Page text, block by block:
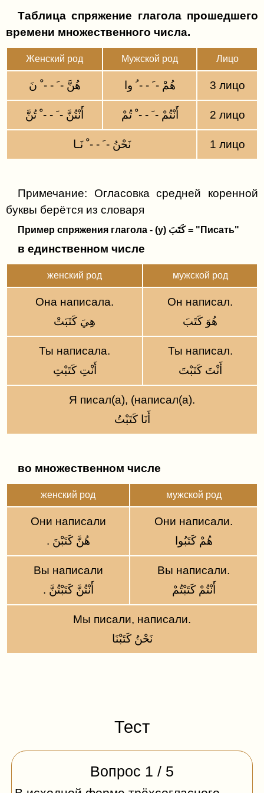
Относительные местоимения
Именное предложение и его главные члены
Случаи, когда الْخَبَرُ ставится перед الْمُبْتَدَأُ
Существительное ذُو
Таблица спряжение глагола прошедшего
времени множественного числа.
​Женский род ​Мужской род Лицо
هُنَّ - َ - - ْ نَ هُمْ - َ - - ُ وا 3 лицо
أَنْتُنَّ - َ - - ْ تُنَّ أَنْتُمْ - َ - - ْ تُمْ 2 лицо
نَحْنُ - َ - - ْ نَـا 1 лицо
Примечание: Огласовка средней коренной
буквы берётся из словаря
Пример спряжения глагола - (у) كَتَبَ = "Писать"
в единственном числе
​женский род ​мужской род
Она написала.
هِيَ كَتَبَتْ
Он написал.
هُوَ كَتَبَ
Ты написала.
أَنْتِ كَتَبْتِ
Ты написал.
أَنْتَ كَتَبْتَ
Я писал(а), (написал(а).
أَنَا كَتَبْتُ
во множественном числе
​женский род мужской род
Они написали
. هُنَّ كَتَبْنَ
Они написали.
هُمْ كَتَبُوا
Вы написали
. أَنْتُنَّ كَتَبْتُنَّ
Вы написали.
أَنْتُمْ كَتَبْتُمْ
Мы писали, написали.
نَحْنُ كَتَبْنَا
Тест
Вопрос 1 / 5
حَفِظَ